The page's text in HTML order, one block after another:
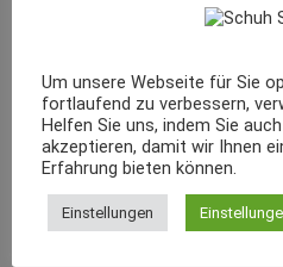
Um unsere Webseite für Sie
fortlaufend zu verbessern,
Helfen Sie uns, indem Sie
akzeptieren, damit wir Ihnen
Erfahrung bieten können.
Einstellungen